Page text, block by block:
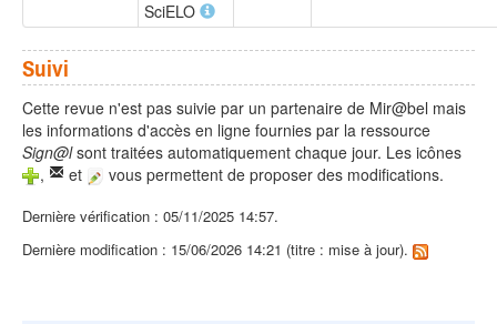
SciELO
Suivi
Cette revue n'est pas suivie par un partenaire de Mir@bel mais
les informations d'accès en ligne fournies par la ressource
Sign@lsont traitées automatiquement chaque jour. Les icônes
,
et vous permettent de proposer des modifications.
Dernière vérification : 05/11/2025 14:57.
Dernière modification : 15/06/2026 14:21 (titre : mise à jour).